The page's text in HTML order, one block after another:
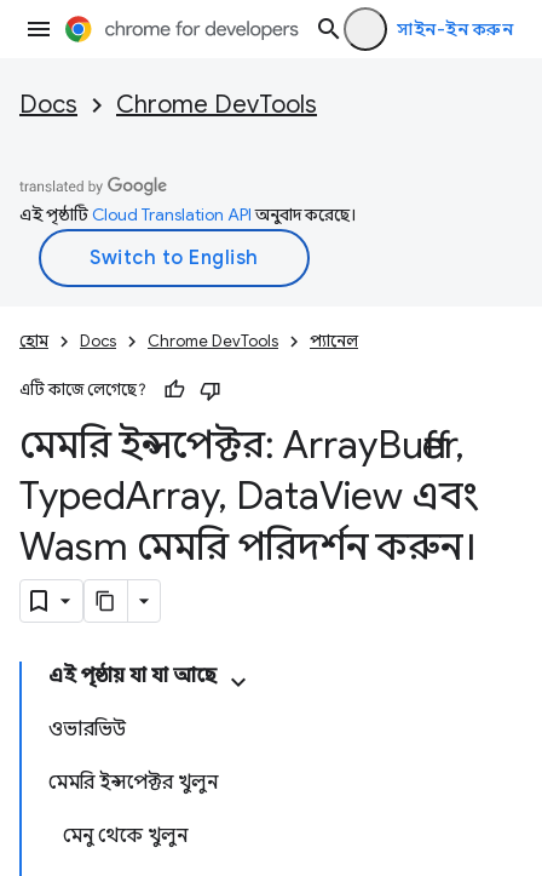
সাইন-ইন করুন
Docs Chrome DevTools
এই পৃষ্ঠাটিCloud Translation APIঅনুবাদ করেছে।
হোম Docs Chrome DevTools প্যানেল
এটি কাজে লেগেছে?
মেমরি ইন্সপেক্টর: ArrayBuffer,
TypedArray, DataView এবং
Wasm মেমরি পরিদর্শন করুন।
এই পৃষ্ঠায় যা যা আছে
ওভারভিউ
মেমরি ইন্সপেক্টর খুলুন
মেনু থেকে খুলুন